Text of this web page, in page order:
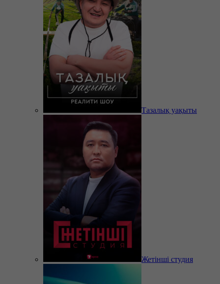
Тазалық уақыты
Жетінші студия